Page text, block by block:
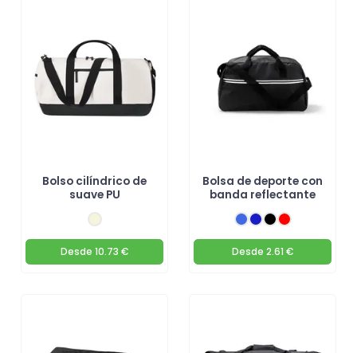
Bolso cilíndrico de
suave PU
Desde 10.73 €
Bolsa de deporte con
banda reflectante
Desde 2.61 €